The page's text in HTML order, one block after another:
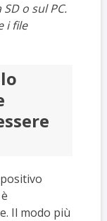
o sul PC.
i file
Il modo più